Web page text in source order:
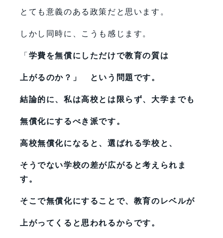
とても意義のある政策だと思います。
しかし同時に、こうも感じます。
「 学費を無償にしただけで教育の質は
上がるのか？」 という問題です。
結論的に、私は高校とは限らず、大学までも
無償化にするべき派です。
高校無償化になると、選ばれる学校と、
そうでない学校の差が広がると考えられま
す。
そこで無償化にすることで、教育のレベルが
上がってくると思われるからです。